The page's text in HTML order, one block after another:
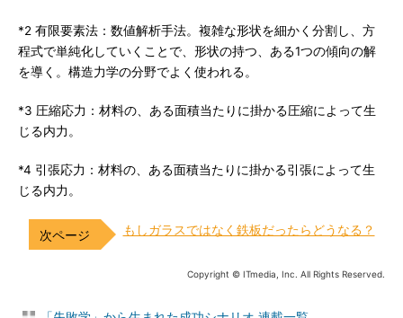
*2 有限要素法：数値解析手法。複雑な形状を細かく分割し、方
程式で単純化していくことで、形状の持つ、ある1つの傾向の解
を導く。構造力学の分野でよく使われる。
*3 圧縮応力：材料の、ある面積当たりに掛かる圧縮によって生
じる内力。
*4 引張応力：材料の、ある面積当たりに掛かる引張によって生
じる内力。
もしガラスではなく鉄板だったらどうなる？
Copyright © ITmedia, Inc. All Rights Reserved.